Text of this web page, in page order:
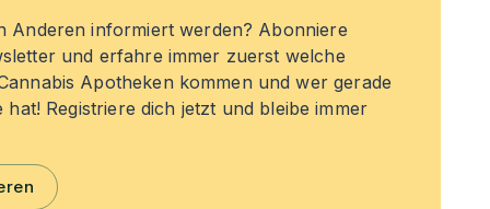
Anderen informiert werden? Abonniere
und erfahre immer zuerst welche
Apotheken kommen und wer gerade
hat! Registriere dich jetzt und bleibe immer